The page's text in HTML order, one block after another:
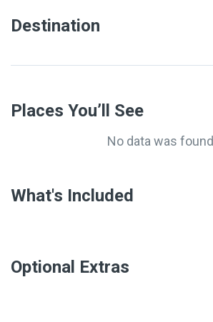
Destination
Places You’ll See
No data was found
What's Included
Optional Extras​